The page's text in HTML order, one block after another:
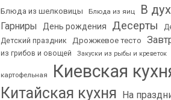
Блюда из шелковицы Блюда из яиц В
Гарниры День рождения Десерты
Детский праздник
Дрожжевое тесто
из грибов и овощей
Закуски из рыбы и креветок
картофельная Киевская
Китайская кухня На